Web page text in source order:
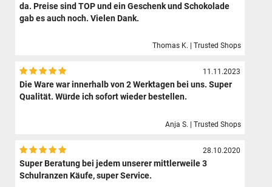
da. Preise sind TOP und ein Geschenk und Schokolade
gab es auch noch. Vielen Dank.
Thomas K. | Trusted Shops
11.11.2023
Die Ware war innerhalb von 2 Werktagen bei uns. Super
Qualität. Würde ich sofort wieder bestellen.
Anja S. | Trusted Shops
28.10.2020
Super Beratung bei jedem unserer mittlerweile 3
Schulranzen Käufe, super Service.